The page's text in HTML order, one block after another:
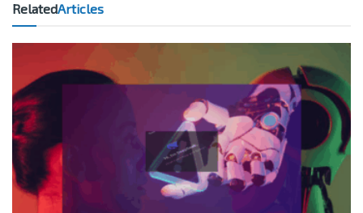
RelatedArticles